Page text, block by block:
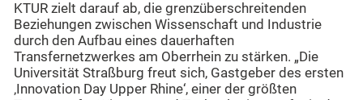
KTUR zielt darauf ab, die grenzüberschreitenden
Beziehungen zwischen Wissenschaft und Industrie
durch den Aufbau eines dauerhaften
Transfernetzwerkes am Oberrhein zu stärken. „Die
Universität Straßburg freut sich, Gastgeber des ersten
‚Innovation Day Upper Rhine‘, einer der größten